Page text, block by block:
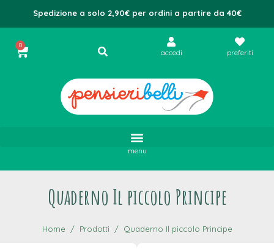
Spedizione a solo 2,90€ per ordini a partire da 40€
0
accedi preferiti
menu
Quaderno Il piccolo Principe
Home Prodotti Quaderno Il piccolo Principe